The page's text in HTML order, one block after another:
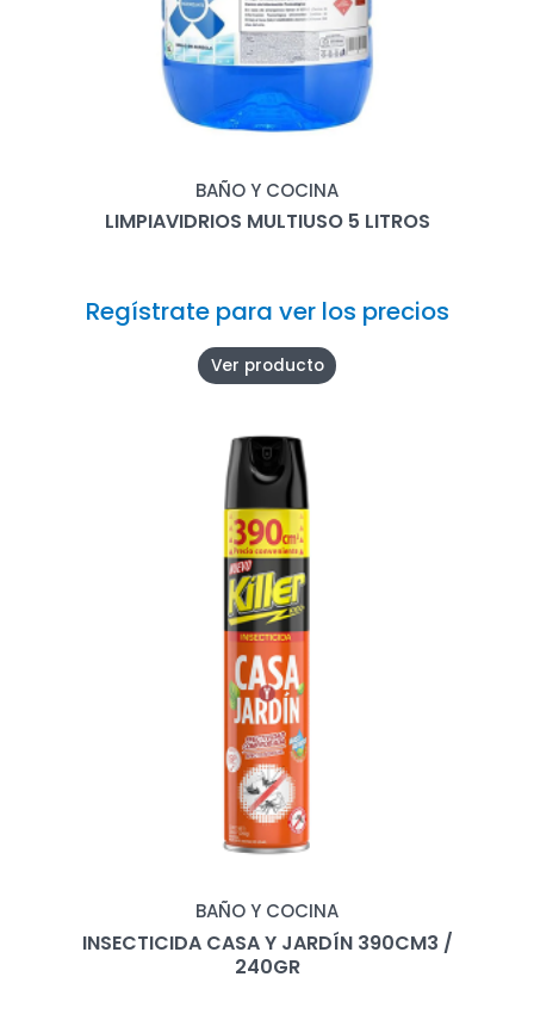
BAÑO Y COCINA
LIMPIAVIDRIOS MULTIUSO 5 LITROS
Regístrate para ver los precios
Ver producto
BAÑO Y COCINA
INSECTICIDA CASA Y JARDÍN 390CM3 /
240GR